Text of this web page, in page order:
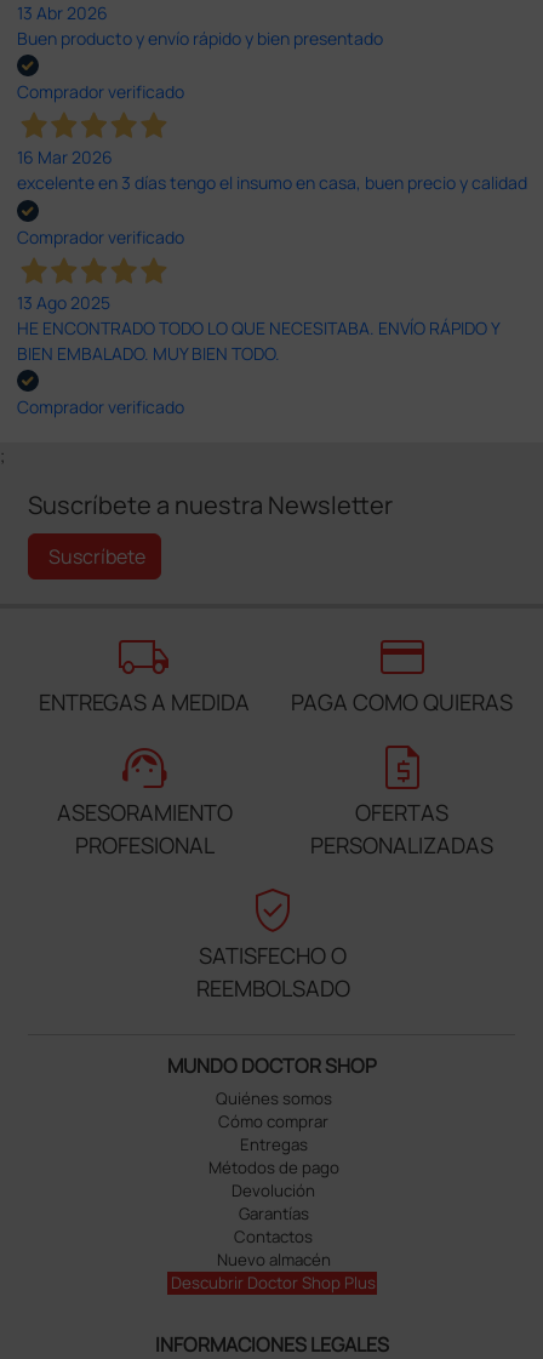
13 Abr 2026
Buen producto y envío rápido y bien presentado
Comprador verificado
16 Mar 2026
excelente en 3 días tengo el insumo en casa, buen precio y calidad
Comprador verificado
13 Ago 2025
HE ENCONTRADO TODO LO QUE NECESITABA. ENVÍO RÁPIDO Y
BIEN EMBALADO. MUY BIEN TODO.
Comprador verificado
;
Suscríbete a nuestra Newsletter
Suscríbete
local_shipping
ENTREGAS A MEDIDA
credit_card
PAGA COMO QUIERAS
support_agent
ASESORAMIENTO
PROFESIONAL
request_quote
OFERTAS
PERSONALIZADAS
verified_user
SATISFECHO O
REEMBOLSADO
MUNDO DOCTOR SHOP
Quiénes somos
Cómo comprar
Entregas
Métodos de pago
Devolución
Garantías
Contactos
Nuevo almacén
Descubrir Doctor Shop Plus
INFORMACIONES LEGALES